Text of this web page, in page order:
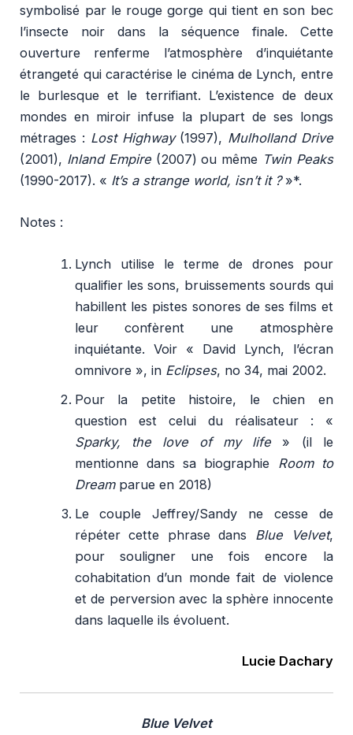
symbolisé par le rouge gorge qui tient en son bec
l’insecte noir dans la séquence finale. Cette
ouverture renferme l’atmosphère d’inquiétante
étrangeté qui caractérise le cinéma de Lynch, entre
le burlesque et le terrifiant. L’existence de deux
mondes en miroir infuse la plupart de ses longs
métrages : Lost Highway(1997), Mulholland Drive
(2001), Inland Empire(2007) ou même Twin Peaks
(1990-2017). « It’s a strange world, isn’t it ?»*.
Notes :
Lynch utilise le terme de drones pour
qualifier les sons, bruissements sourds qui
habillent les pistes sonores de ses films et
leur confèrent une atmosphère
inquiétante. Voir « David Lynch, l’écran
omnivore », in Eclipses, no 34, mai 2002.
Pour la petite histoire, le chien en
question est celui du réalisateur : «
Sparky, the love of my life » (il le
mentionne dans sa biographie Room to
Dreamparue en 2018)
Le couple Jeffrey/Sandy ne cesse de
répéter cette phrase dans Blue Velvet,
pour souligner une fois encore la
cohabitation d’un monde fait de violence
et de perversion avec la sphère innocente
dans laquelle ils évoluent.
Lucie Dachary
Blue Velvet